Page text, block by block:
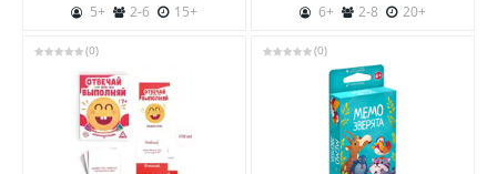
5+
2-6 15+
6+
2-8 20+
(0) (0)